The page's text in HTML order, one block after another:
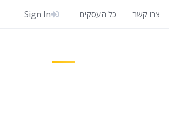
צרו קשר כל העסקים Sign In